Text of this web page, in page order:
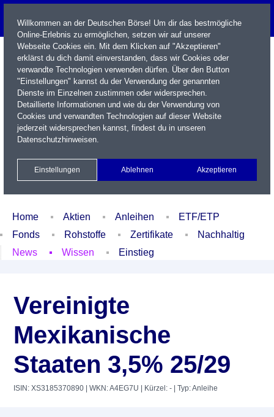
Name / WKN / ISIN / Kürzel
Xetra Realtime
Watchlist Portfolio Login
Home Aktien Anleihen
ETF/ETP
Fonds
Rohstoffe Zertifikate
Nachhaltig
News
Wissen Einstieg
Vereinigte
Mexikanische
Staaten 3,5% 25/29
ISIN: XS3185370890 | WKN: A4EG7U | Kürzel: - | Typ: Anleihe
Willkommen an der Deutschen Börse! Um dir das bestmögliche
Online-Erlebnis zu ermöglichen, setzen wir auf unserer
Webseite Cookies ein. Mit dem Klicken auf "Akzeptieren"
erklärst du dich damit einverstanden, dass wir Cookies oder
verwandte Technologien verwenden dürfen. Über den Button
"Einstellungen" kannst du der Verwendung der genannten
Dienste im Einzelnen zustimmen oder widersprechen.
Detaillierte Informationen und wie du der Verwendung von
Cookies und verwandten Technologien auf dieser Website
jederzeit widersprechen kannst, findest du in unseren
Datenschutzhinweisen.
Einstellungen Ablehnen Akzeptieren